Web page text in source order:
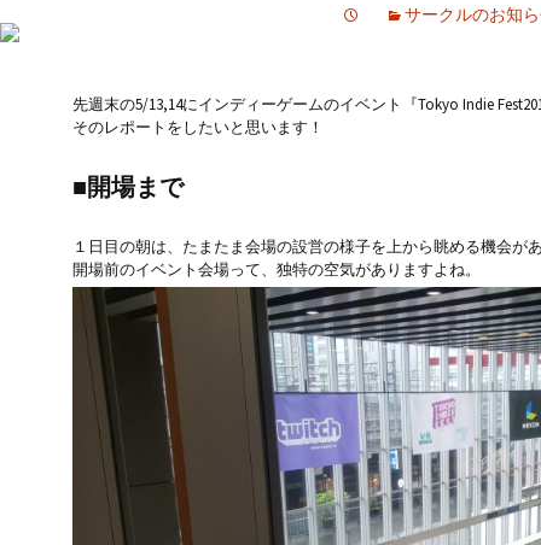
サークルのお知
先週末の5/13,14にインディーゲームのイベント『Tokyo Indie
そのレポートをしたいと思います！
■開場まで
１日目の朝は、たまたま会場の設営の様子を上から眺める機会が
開場前のイベント会場って、独特の空気がありますよね。